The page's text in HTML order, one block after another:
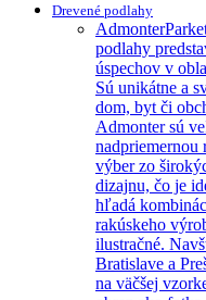
Drevené podlahy
Admonter
podlahy
úspechov v
Sú unikátne a
dom, byt či
Admonter sú
nadpriemernou
výber zo
dizajnu, čo je
hľadá
rakúskeho
ilustračné.
Bratislave a
na väčšej